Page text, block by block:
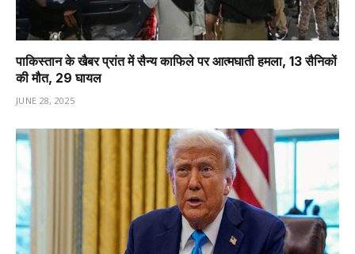
पाकिस्तान के खैबर प्रांत में सैन्य काफिले पर आत्मघाती हमला, 13 सैनिकों
की मौत, 29 घायल
JUNE 28, 2025